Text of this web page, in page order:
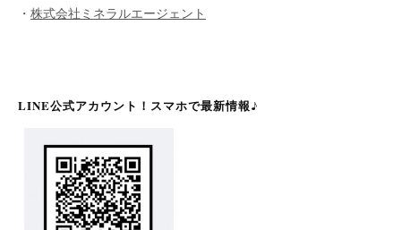
・ 株式会社ミネラルエージェント
LINE公式アカウント！スマホで最新情報♪